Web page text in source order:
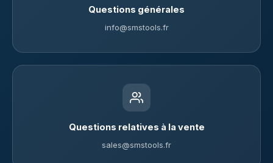
Questions générales
info@smstools.fr
Questions relatives à la vente
sales@smstools.fr